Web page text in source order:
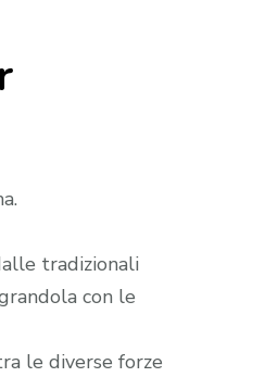
tradizionali
con le
le diverse forze